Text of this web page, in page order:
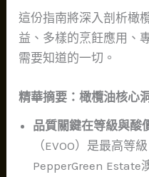
這份指南將深入剖析橄
益、多樣的烹飪應用、
需要知道的一切。
精華摘要：橄欖油核心
品質關鍵在等級與酸
（EVOO）是最高等
PepperGreen Estate